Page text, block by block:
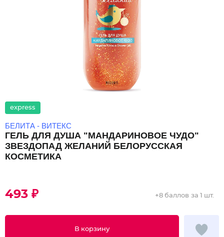
express
БЕЛИТА - ВИТЕКС
ГЕЛЬ ДЛЯ ДУША "МАНДАРИНОВОЕ ЧУДО"
ЗВЕЗДОПАД ЖЕЛАНИЙ БЕЛОРУССКАЯ
КОСМЕТИКА
493 ₽
В корзину
+8 баллов за 1 шт.